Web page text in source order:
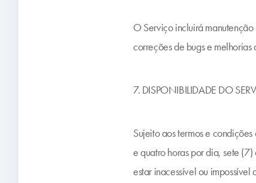
O Serviço incluirá
correções de bugs e
7. DISPONIBILIDADE DO
Sujeito aos termos e
e quatro horas por dia, sete
estar inacessível ou